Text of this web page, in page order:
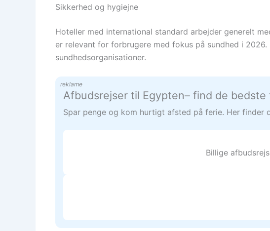
Sikkerhed og hygiejne
Hoteller med international standard arbejder generelt
er relevant for forbrugere med fokus på sundhed i
sundhedsorganisationer.
reklame
Afbudsrejser til Egypten– find de bedste
Spar penge og kom hurtigt afsted på ferie. Her
Billige